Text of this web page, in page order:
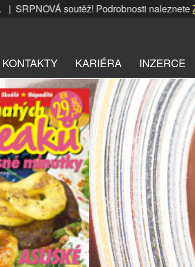
soutěž! Podrobnosti nalezneteZDE. |
KONTAKTY KARIÉRA INZERCE